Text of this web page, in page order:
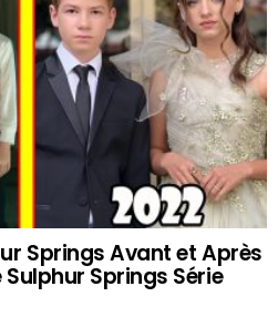
Springs Avant et Après
Springs Série